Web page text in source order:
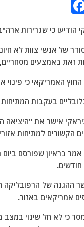
c
e
b
o
o
k
כי שגרירות
של אנשי צוות לא
האמריקאי כי פינוי
בעקבות
אישר את "היציאה
הקשורים למתיחות
בראיון שפורסם ביום
ההגנה של הרפובליקה
אמריקאים באזור.
כי לא חל שינוי